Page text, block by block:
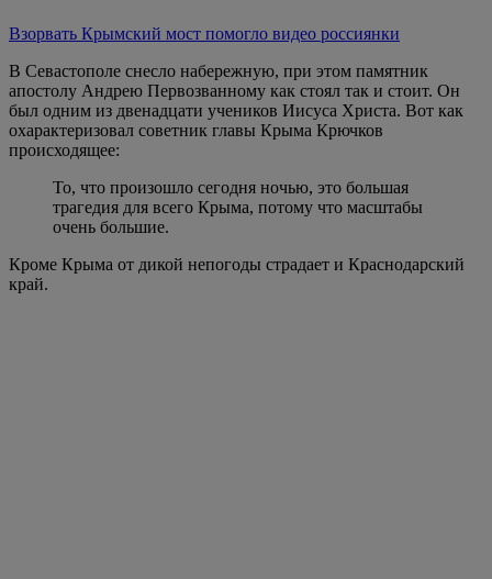
Взорвать Крымский мост помогло видео россиянки
В Севастополе снесло набережную, при этом памятник
апостолу Андрею Первозванному как стоял так и стоит. Он
был одним из двенадцати учеников Иисуса Христа. Вот как
охарактеризовал советник главы Крыма Крючков
происходящее:
То, что произошло сегодня ночью, это большая
трагедия для всего Крыма, потому что масштабы
очень большие.
Кроме Крыма от дикой непогоды страдает и Краснодарский
край.